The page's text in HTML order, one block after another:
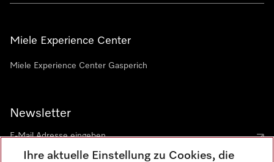
Miele Experience Center
Miele Experience Center Gasperich
Newsletter
Ihre aktuelle Einstellung zu Cookies, die